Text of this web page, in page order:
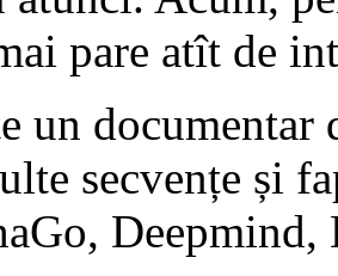
pare atît de
un
secvențe și
Deepmind,